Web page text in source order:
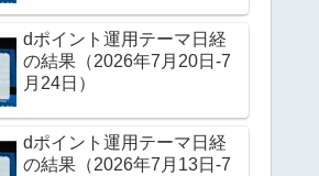
dポイント運用テーマ日経
の結果（2026年7月20日-7
月24日）
dポイント運用テーマ日経
の結果（2026年7月13日-7